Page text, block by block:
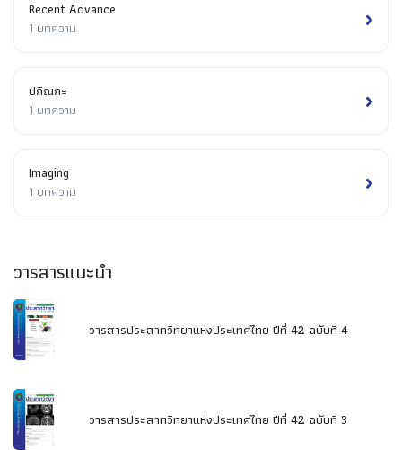
Recent Advance
1 บทความ
ปกิณกะ
1 บทความ
Imaging
1 บทความ
วารสารแนะนำ
วารสารประสาทวิทยาแห่งประเทศไทย ปีที่ 42 ฉบับที่ 4
วารสารประสาทวิทยาแห่งประเทศไทย ปีที่ 42 ฉบับที่ 3